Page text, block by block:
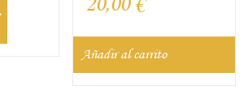
20,00 €
Añadir al carrito